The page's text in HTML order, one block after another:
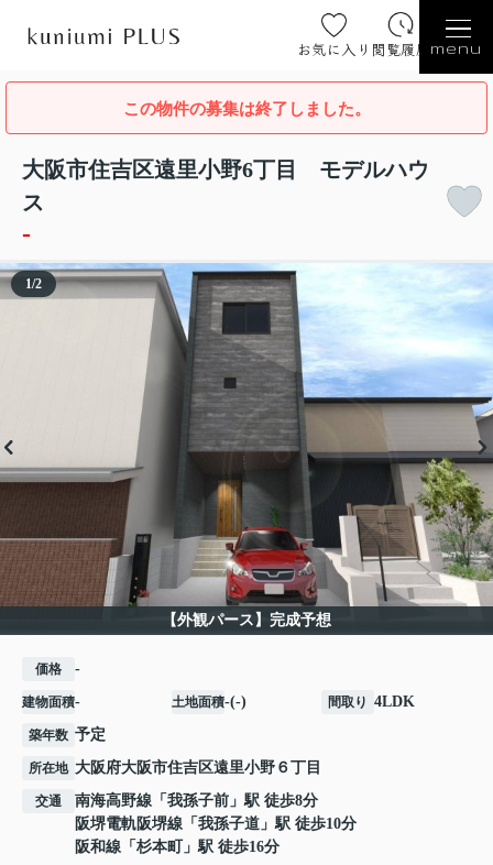
お気に入り 閲覧履歴 menu
この物件の募集は終了しました。
大阪市住吉区遠里小野6丁目 モデルハウ
ス
-
【外観パース】完成予想
1/2
価格 -
建物面積- 土地面積-(-) 間取り 4LDK
築年数 予定
所在地 大阪府大阪市住吉区遠里小野 ６丁目
交通 南海高野線 「 我孫子前 」駅 徒歩8分
阪堺電軌阪堺線 「 我孫子道 」駅 徒歩10分
阪和線 「 杉本町 」駅 徒歩16分